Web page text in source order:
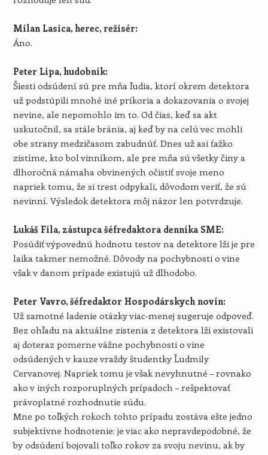
Milan Lasica, herec, režisér:
Áno.
Peter Lipa, hudobník:
Šiesti odsúdení sú pre mňa ľudia, ktorí okrem detektora
už podstúpili mnohé iné príkoria a dokazovania o svojej
nevine, ale nepomohlo im to. Od čias, keď sa akt
uskutočnil, sa stále bránia, aj keď by na celú vec mohli
obe strany medzičasom zabudnúť. Dnes už asi ťažko
zistíme, kto bol vinníkom, ale pre mňa sú všetky činy a
dlhoročná námaha obvinených očistiť svoje meno
napriek tomu, že si trest odpykali, dôvodom veriť, že sú
nevinní. Výsledok detektora môj názor len potvrdzuje.
Lukáš Fila, zástupca šéfredaktora denníka SME:
Posúdiť výpovednú hodnotu testov na detektore lži je pre
laika takmer nemožné. Dôvody na pochybnosti o vine
však v danom prípade existujú už dlhodobo.
Peter Vavro, šéfredaktor Hospodárskych novín:
Už samotné ladenie otázky viac-menej sugeruje odpoveď.
Bez ohľadu na aktuálne zistenia z detektora lži existovali
aj doteraz pomerne vážne pochybnosti o vine
odsúdených v kauze vraždy študentky Ľudmily
Cervanovej. Napriek tomu je však nevyhnutné – rovnako
ako v iných rozporuplných prípadoch – rešpektovať
právoplatné rozhodnutie súdu.
Mne po toľkých rokoch tohto prípadu zostáva ešte jedno
subjektívne hodnotenie: je viac ako nepravdepodobné, že
by odsúdení bojovali toľko rokov za svoju nevinu, ak by